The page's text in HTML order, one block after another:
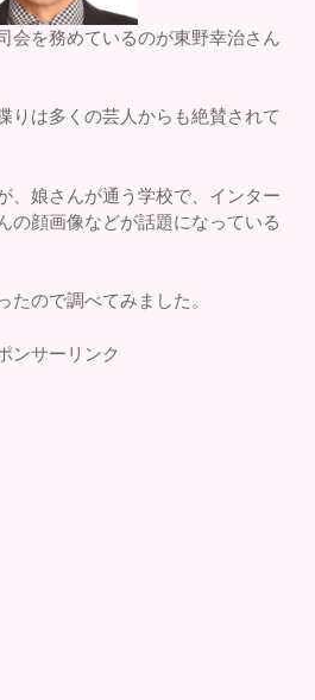
会を務めているのが東野幸治さん
りは多くの芸人からも絶賛されて
、娘さんが通う学校で、インター
の顔画像などが話題になっている
たので調べてみました。
ンサーリンク